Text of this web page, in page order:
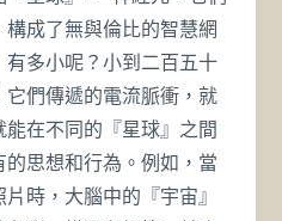
成了無與倫比的智慧網
多小呢？小到二百五十
們傳遞的電流脈衝，就
在不同的『星球』之間
思想和行為。例如，當
時，大腦中的『宇宙』